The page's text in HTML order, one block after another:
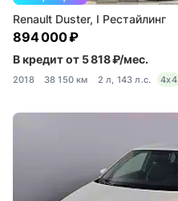
Renault Duster, I Рестайлинг
894 000 ₽
В кредит от 5 818 ₽/мес.
2018 38 150 км 2 л, 143 л.с. 4x4